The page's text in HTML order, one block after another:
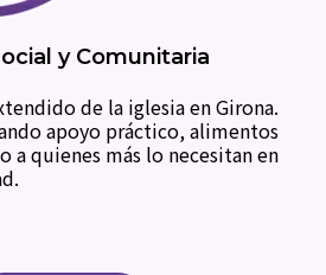
y Comunitaria
de la iglesia en Girona.
apoyo práctico, alimentos
a quienes más lo necesitan en